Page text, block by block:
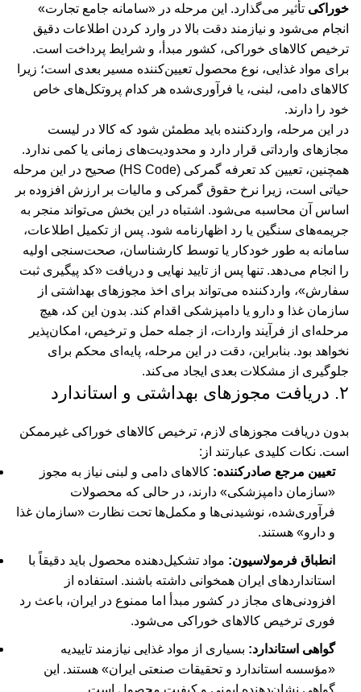
خوراکی تأثیر می‌گذارد. این مرحله در «سامانه جامع تجارت»
انجام می‌شود و نیازمند دقت بالا در وارد کردن اطلاعات دقیق
ترخیص کالاهای خوراکی، کشور مبدأ، و شرایط پرداخت است.
برای مواد غذایی، نوع محصول تعیین‌کننده مسیر بعدی است؛ زیرا
کالاهای دامی، لبنی، یا فرآوری‌شده هر کدام پروتکل‌های خاص
خود را دارند.
در این مرحله، واردکننده باید مطمئن شود که کالا در لیست
مجازهای وارداتی قرار دارد و محدودیت‌های زمانی یا کمی ندارد.
همچنین، تعیین کد تعرفه گمرکی (HS Code) صحیح در این مرحله
حیاتی است، زیرا نرخ حقوق گمرکی و مالیات بر ارزش افزوده بر
اساس آن محاسبه می‌شود. اشتباه در این بخش می‌تواند منجر به
جریمه‌های سنگین یا رد اظهارنامه شود. پس از تکمیل اطلاعات،
سامانه به طور خودکار یا توسط کارشناسان، صحت‌سنجی اولیه
را انجام می‌دهد. تنها پس از تایید نهایی و دریافت «کد پیگیری ثبت
سفارش»، واردکننده می‌تواند برای اخذ مجوزهای بهداشتی از
سازمان غذا و دارو یا دامپزشکی اقدام کند. بدون این کد، هیچ
مرحله‌ای از فرآیند واردات، از جمله حمل و ترخیص، امکان‌پذیر
نخواهد بود. بنابراین، دقت در این مرحله، پایه‌ای محکم برای
جلوگیری از مشکلات بعدی ایجاد می‌کند.
۲. دریافت مجوزهای بهداشتی و استاندارد
بدون دریافت مجوزهای لازم، ترخیص کالاهای خوراکی غیرممکن
است. نکات کلیدی عبارتند از:
تعیین مرجع صادرکننده: کالاهای دامی و لبنی نیاز به مجوز
«سازمان دامپزشکی» دارند، در حالی که محصولات
فرآوری‌شده، نوشیدنی‌ها و مکمل‌ها تحت نظارت «سازمان غذا
و دارو» هستند.
انطباق فرمولاسیون: مواد تشکیل‌دهنده محصول باید دقیقاً با
استانداردهای ایران همخوانی داشته باشند. استفاده از
افزودنی‌های مجاز در کشور مبدأ اما ممنوع در ایران، باعث رد
فوری ترخیص کالاهای خوراکی می‌شود.
گواهی استاندارد: بسیاری از مواد غذایی نیازمند تاییدیه
«مؤسسه استاندارد و تحقیقات صنعتی ایران» هستند. این
گواهی نشان‌دهنده ایمنی و کیفیت محصول است.